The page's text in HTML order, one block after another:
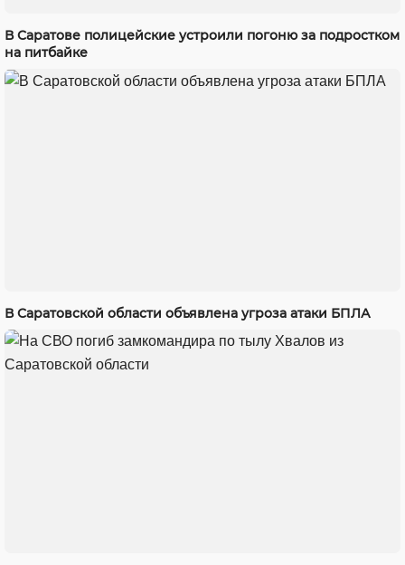
В Саратове полицейские устроили погоню за подростком
на питбайке
В Саратовской области объявлена угроза атаки БПЛА